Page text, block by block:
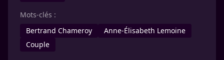
Mots-clés :
Bertrand Chameroy
Anne-Élisabeth Lemoine
Couple